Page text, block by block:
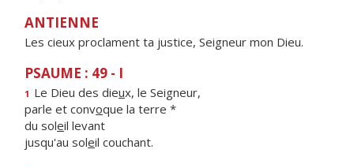
ANTIENNE
Les cieux proclament ta justice, Seigneur mon Dieu.
PSAUME : 49 - I
1 Le Dieu des dieux, le Seigneur,
parle et convoque la terre *
du soleil levant
jusqu'au soleil couchant.